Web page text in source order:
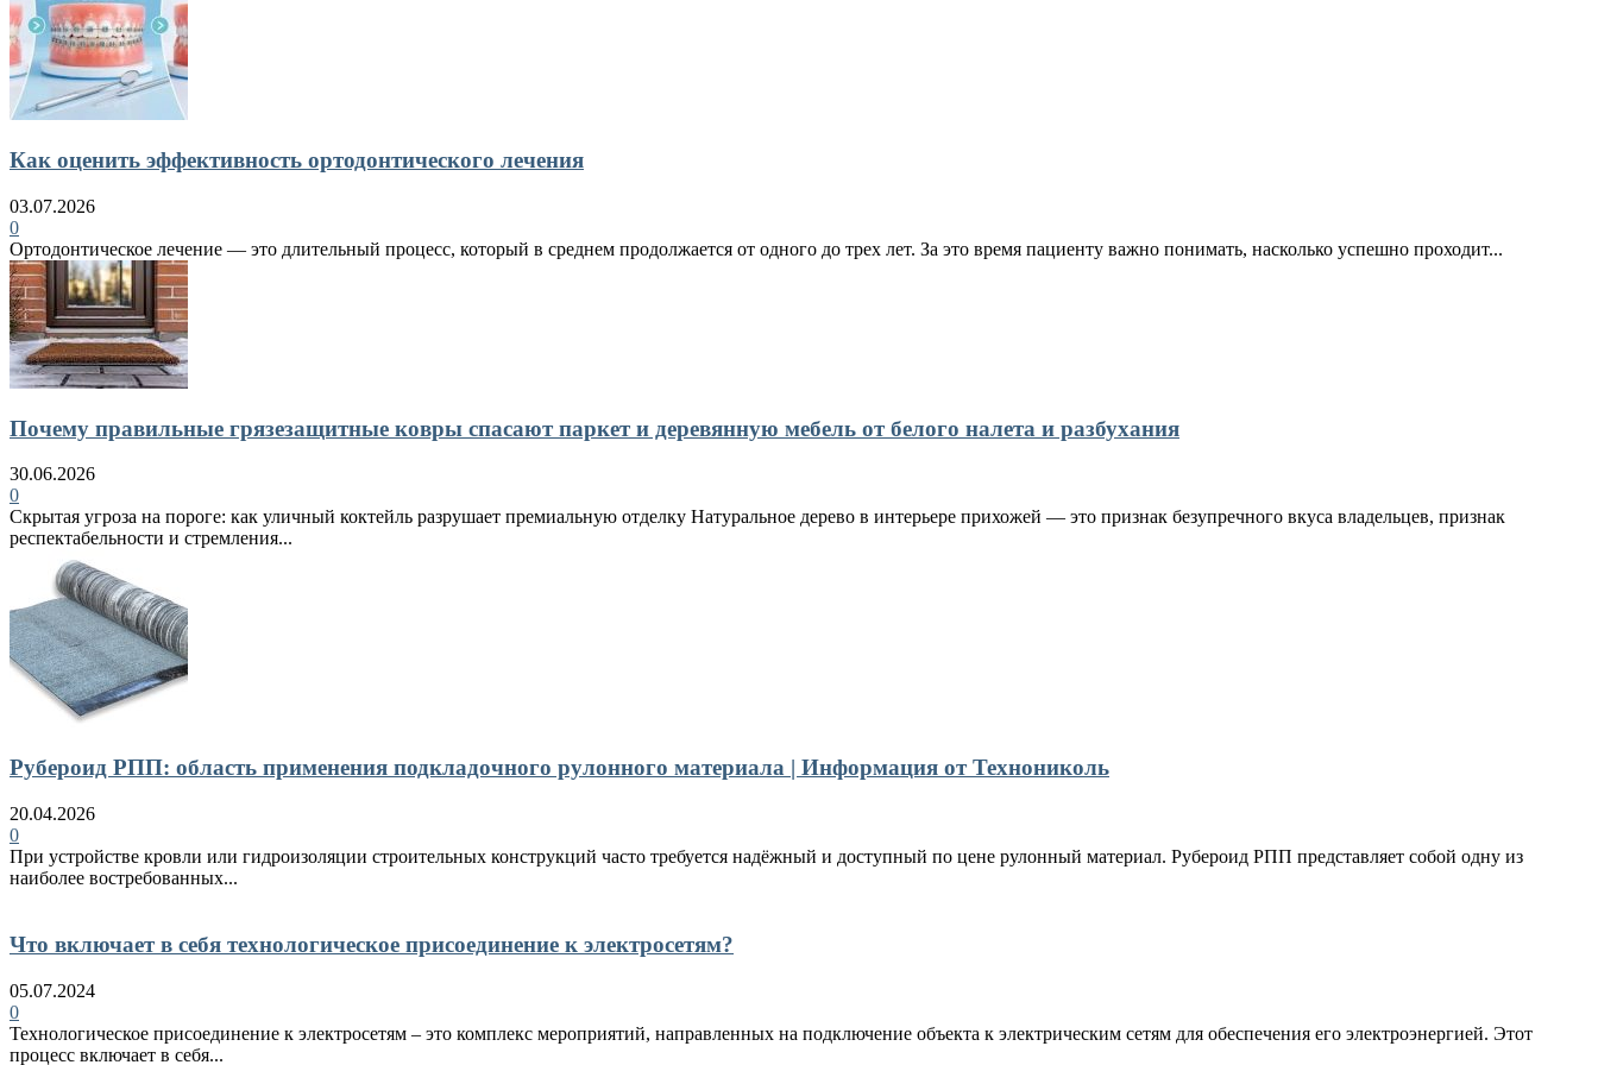
Как оценить эффективность ортодонтического лечения
03.07.2026
0
Ортодонтическое лечение — это длительный процесс, который в среднем продолжается от одного до трех лет. За это время пациенту важно понимать, насколько успешно проходит...
Почему правильные грязезащитные ковры спасают паркет и деревянную мебель от белого налета и разбухания
30.06.2026
0
Скрытая угроза на пороге: как уличный коктейль разрушает премиальную отделку Натуральное дерево в интерьере прихожей — это признак безупречного вкуса владельцев, признак
респектабельности и стремления...
Рубероид РПП: область применения подкладочного рулонного материала | Информация от Технониколь
20.04.2026
0
При устройстве кровли или гидроизоляции строительных конструкций часто требуется надёжный и доступный по цене рулонный материал. Рубероид РПП представляет собой одну из
наиболее востребованных...
Что включает в себя технологическое присоединение к электросетям?
05.07.2024
0
Технологическое присоединение к электросетям – это комплекс мероприятий, направленных на подключение объекта к электрическим сетям для обеспечения его электроэнергией. Этот
процесс включает в себя...